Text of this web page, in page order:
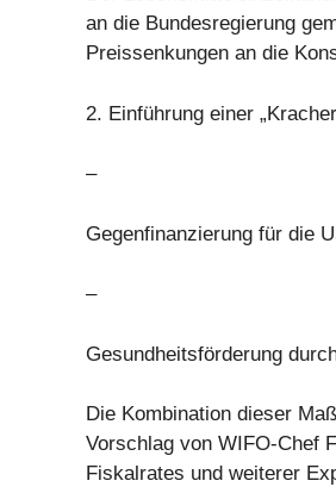
an die Bundesregierung
Preissenkungen an die
2. Einführung einer
–
Gegenfinanzierung für die
–
Gesundheitsförderung
Die Kombination dieser
Vorschlag von WIFO-Chef
Fiskalrates und weiterer